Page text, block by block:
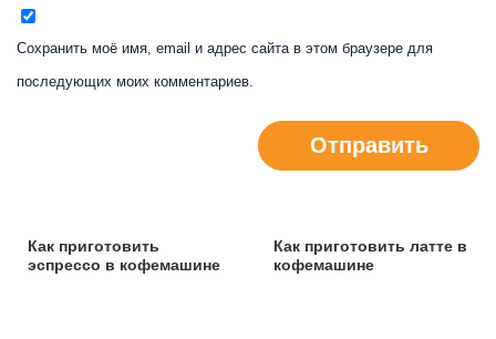
Сохранить моё имя, email и адрес сайта в этом браузере для
последующих моих комментариев.
Отправить
Как приготовить
эспрессо в кофемашине
Как приготовить латте в
кофемашине